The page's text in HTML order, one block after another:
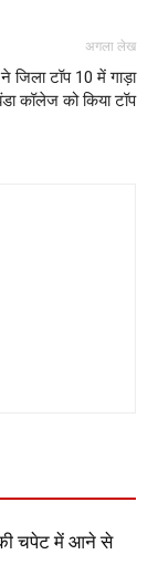
अगला लेख
जिला टॉप 10 में गाड़ा
कॉलेज को किया टॉप
चपेट में आने से